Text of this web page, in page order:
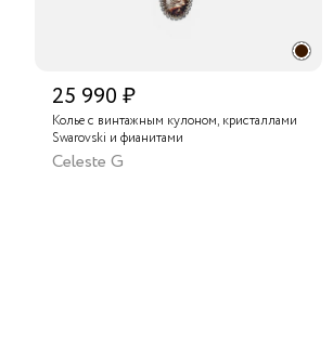
25 990 ₽
Колье с винтажным кулоном, кристаллами
Swarovski и фианитами
Celeste G